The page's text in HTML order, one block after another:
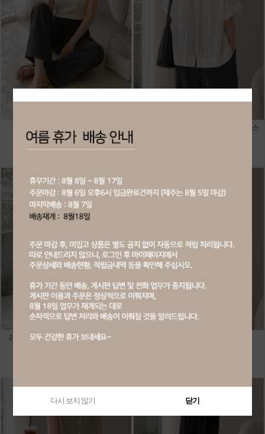
회원공개
20183-뒷트임 포인트 박시핏 블라우스
20182-린넨 라운드 반팔 니트 가디건
다시 보지 않기 닫기